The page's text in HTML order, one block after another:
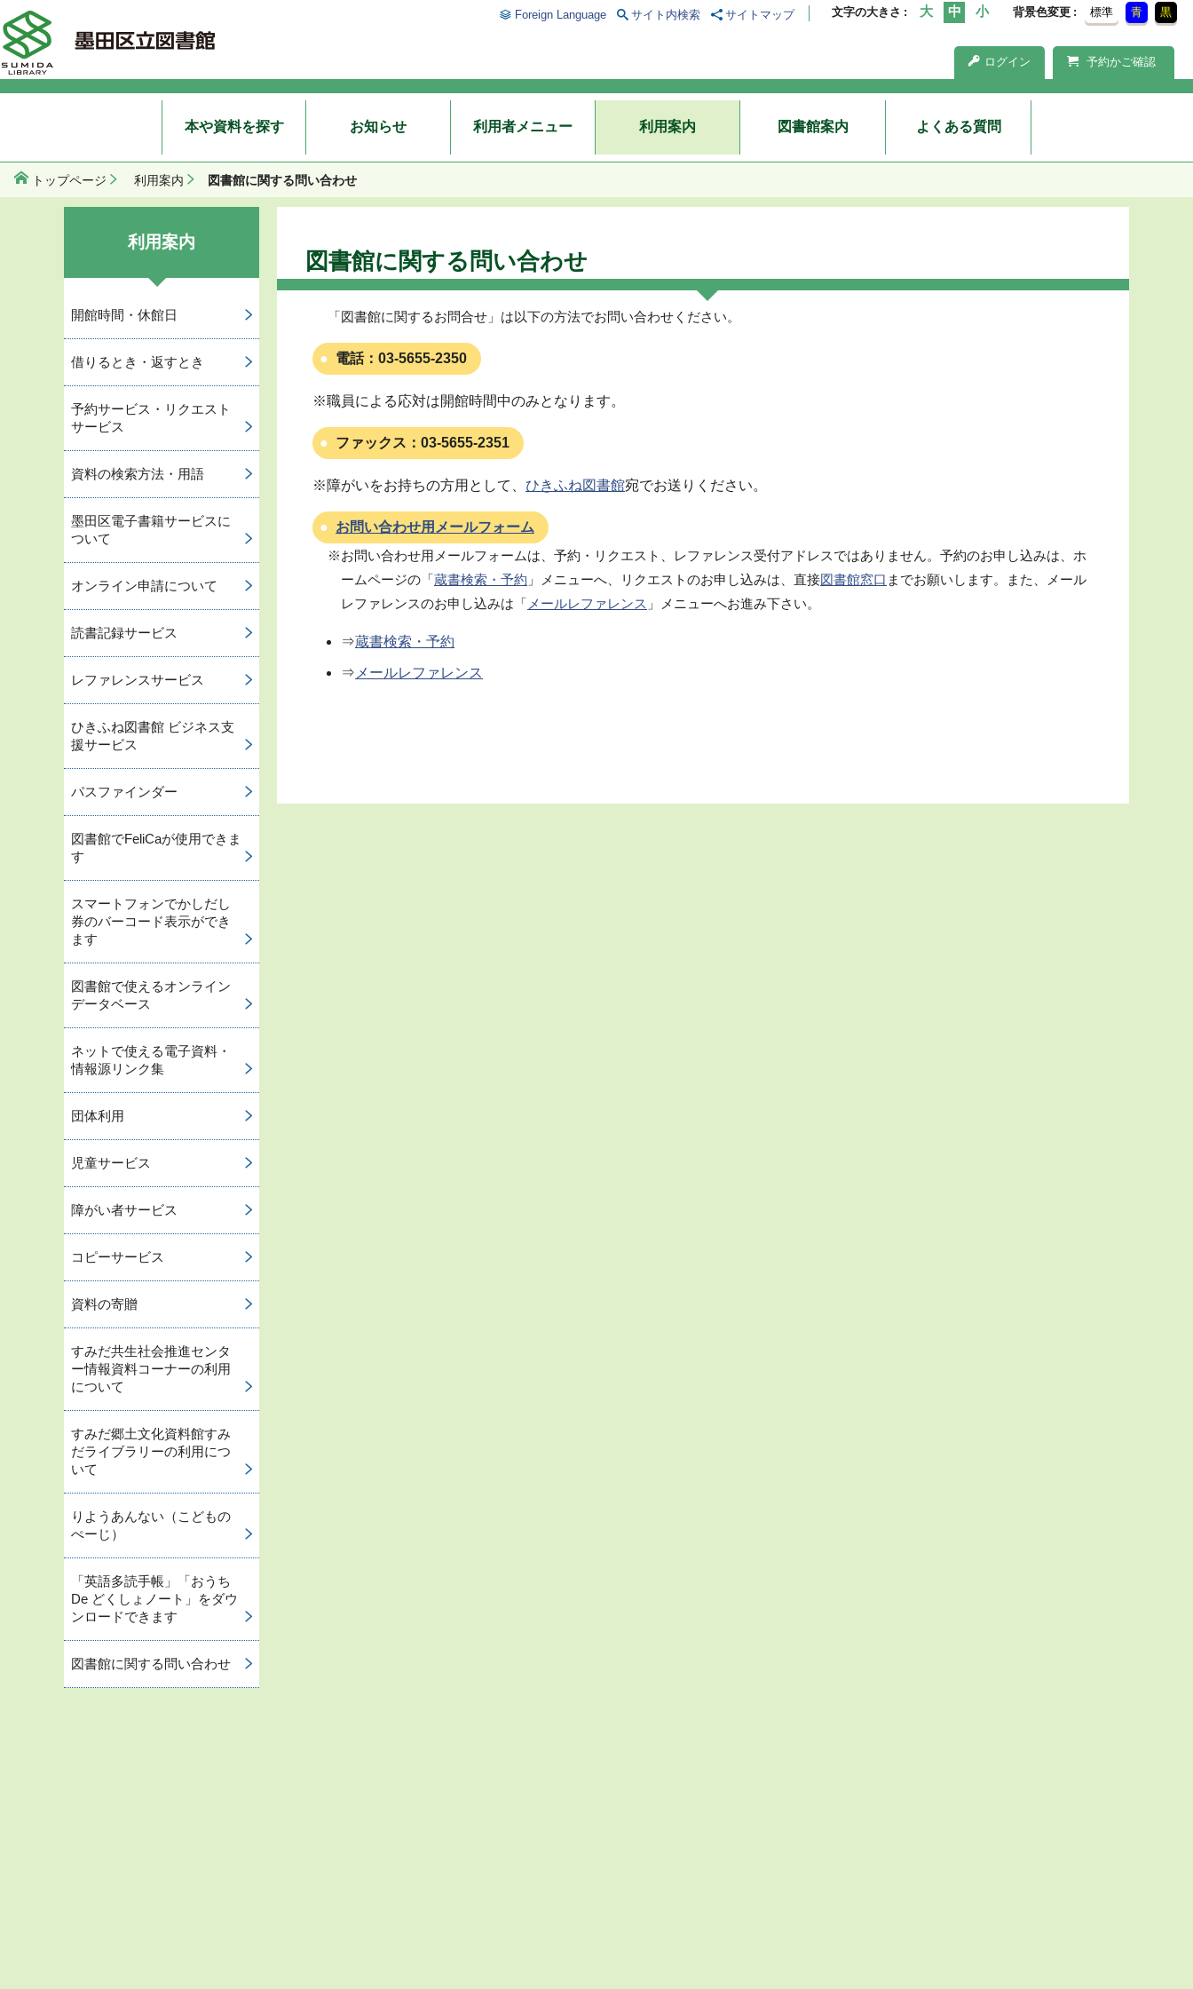
文字の大きさ 背景色変更 標準 青 黒
ログイン 予約かご確認
Foreign Language サイト内検索 サイトマップ
本や資料を探す お知らせ 利用者メニュー 利用案内 図書館案内 よくある質問
トップページ 利用案内 図書館に関する問い合わせ
図書館に関する問い合わせ
「図書館に関するお問合せ」は以下の方法でお問い合わせください。
電話： 03-5655-2350
※職員による応対は開館時間中のみとなります。
ファックス： 03-5655-2351
※障がいをお持ちの方用として、 ひきふね図書館宛でお送りください。
お問い合わせ用メールフォーム
※お問い合わせ用メールフォームは、予約・リクエスト、レファレンス受付アドレスではありません。予約のお申し込みは、ホ
ームページの「蔵書検索・予約 」メニューへ、リクエストのお申し込みは、直接図書館窓口 までお願いします。また、メール
レファレンスのお申し込みは「 メールレファレンス 」メニューへお進み下さい。
⇒蔵書検索・予約
⇒ メールレファレンス
利用案内
開館時間・休館日
借りるとき・返すとき
予約サービス・リクエスト
サービス
資料の検索方法・用語
墨田区電子書籍サービスに
ついて
オンライン申請について
読書記録サービス
レファレンスサービス
ひきふね図書館 ビジネス支
援サービス
パスファインダー
図書館でFeliCaが使用できま
す
スマートフォンでかしだし
券のバーコード表示ができ
ます
図書館で使えるオンライン
データベース
ネットで使える電子資料・
情報源リンク集
団体利用
児童サービス
障がい者サービス
コピーサービス
資料の寄贈
すみだ共生社会推進センタ
ー情報資料コーナーの利用
について
すみだ郷土文化資料館すみ
だライブラリーの利用につ
いて
りようあんない（こどもの
ぺーじ）
「英語多読手帳」「おうち
De どくしょノート」をダウ
ンロードできます
図書館に関する問い合わせ